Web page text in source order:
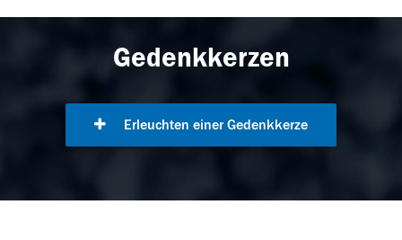
Gedenkkerzen
Erleuchten einer Gedenkkerze